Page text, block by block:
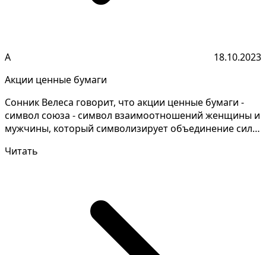
А
18.10.2023
Акции ценные бумаги
Сонник Велеса говорит, что акции ценные бумаги -
символ союза - символ взаимоотношений женщины и
мужчины, который символизирует объединение сил,
Читать